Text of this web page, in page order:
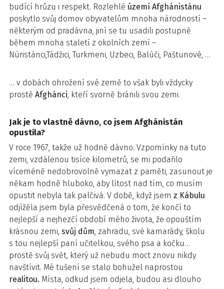
budící hrůzu i respekt. Rozlehlé území Afghánistánu
poskytlo svůj domov obyvatelům mnoha národností –
některým od pradávna, jiní se tu usadili postupně
během mnoha staletí z okolních zemí –
Núristánci,Tádžici, Turkmeni, Uzbeci, Balúči, Paštunové, …
… v dobách ohrožení své země to však byli vždycky
prostě Afghánci, kteří svorně bránili svou zemi.
Jak je to vlastně dávno, co jsem Afghánistán
opustila?
V roce 1967, takže už hodně dávno. Vzpomínky na tuto
zemi, vzdálenou tisíce kilometrů, se mi podařilo
víceméně nedobrovolně vymazat z paměti, zasunout je
někam hodně hluboko, aby lítost nad tím, co musím
opustit nebyla tak palčivá. V době, když jsem z Kábulu
odjížěla jsem byla přesvědčená o tom, že končí to
nejlepší a nejhezčí období mého života, že opouštím
krásnou zemi, svůj dům, zahradu, své kamarády, školu
s tou nejlepší paní učitelkou, svého psa a kočku…
prostě svůj svět, který už nebudu moct znovu nikdy
navštívit. Mé tušení se stalo bohužel naprostou
realitou. Místa, odkud jsem odjela, budou asi dlouho